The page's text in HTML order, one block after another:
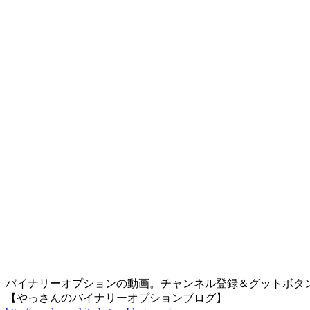
バイナリーオプションの動画。チャンネル登録＆グットボタ
【やっさんのバイナリーオプションブログ】